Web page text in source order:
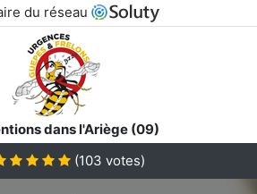
du réseau
dans l'Ariège (09)
(103 votes)